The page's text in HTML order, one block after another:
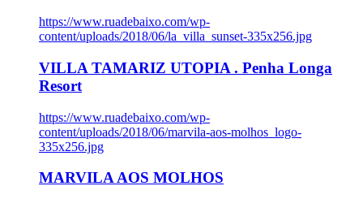
https://www.ruadebaixo.com/wp-
content/uploads/2018/06/la_villa_sunset-335x256.jpg
VILLA TAMARIZ UTOPIA . Penha Longa
Resort
https://www.ruadebaixo.com/wp-
content/uploads/2018/06/marvila-aos-molhos_logo-
335x256.jpg
MARVILA AOS MOLHOS